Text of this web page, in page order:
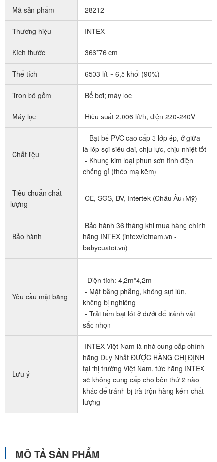
Mã sản phẩm 28212
Thương hiệu INTEX
Kích thước 366*76 cm
Thể tích 6503 lít ~ 6,5 khối (90%)
Trọn bộ gồm Bể bơi; máy lọc
Máy lọc Hiệu suất 2,006 lít/h, điện 220-240V
Chất liệu
- Bạt bể PVC cao cấp 3 lớp ép, ở giữa
là lớp sợi siêu dai, chịu lực, chịu nhiệt tốt
- Khung kim loại phun sơn tĩnh điện
chống gỉ (thép mạ kẽm)
Tiêu chuẩn chất
lượng
CE, SGS, BV, Intertek (Châu Âu+Mỹ)
Bảo hành
Bảo hành 36 tháng khi mua hàng chính
hãng INTEX (intexvietnam.vn -
babycuatoi.vn)
Yêu cầu mặt bằng
- Diện tích: 4,2m*4,2m
- Mặt bằng phẳng, không sụt lún,
không bị nghiêng
- Trải tấm bạt lót ở dưới để tránh vật
sắc nhọn
Lưu ý
INTEX Việt Nam là nhà cung cấp chính
hãng Duy Nhất ĐƯỢC HÃNG CHỊ ĐỊNH
tại thị trường Việt Nam, tức hãng INTEX
sẽ không cung cấp cho bên thứ 2 nào
khác để tránh bị trà trộn hàng kém chất
lượng
MÔ TẢ SẢN PHẨM